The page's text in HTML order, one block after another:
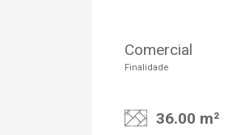
Comercial
Finalidade
36.00 m²